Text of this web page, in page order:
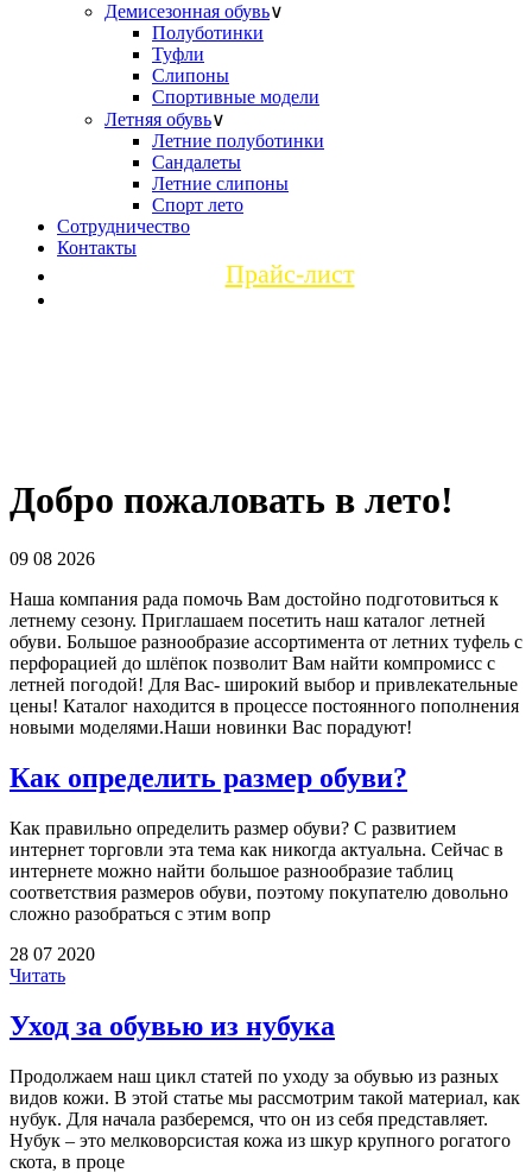
Демисезонная обувь∨
Полуботинки
Туфли
Слипоны
Спортивные модели
Летняя обувь∨
Летние полуботинки
Сандалеты
Летние слипоны
Спорт лето
Сотрудничество
Контакты
Прайс-лист
Добро пожаловать в лето!
09 08 2026
Наша компания рада помочь Вам достойно подготовиться к
летнему сезону. Приглашаем посетить наш каталог летней
обуви. Большое разнообразие ассортимента от летних туфель с
перфорацией до шлёпок позволит Вам найти компромисс с
летней погодой! Для Вас- широкий выбор и привлекательные
цены! Каталог находится в процессе постоянного пополнения
новыми моделями.Наши новинки Вас порадуют!
Как определить размер обуви?
Как правильно определить размер обуви? С развитием
интернет торговли эта тема как никогда актуальна. Сейчас в
интернете можно найти большое разнообразие таблиц
соответствия размеров обуви, поэтому покупателю довольно
сложно разобраться с этим вопр
28 07 2020
Читать
Уход за обувью из нубука
Продолжаем наш цикл статей по уходу за обувью из разных
видов кожи. В этой статье мы рассмотрим такой материал, как
нубук. Для начала разберемся, что он из себя представляет.
Нубук – это мелковорсистая кожа из шкур крупного рогатого
скота, в проце